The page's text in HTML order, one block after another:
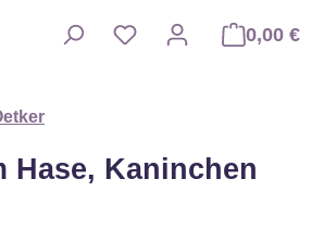
0,00 €
Hase, Kaninchen